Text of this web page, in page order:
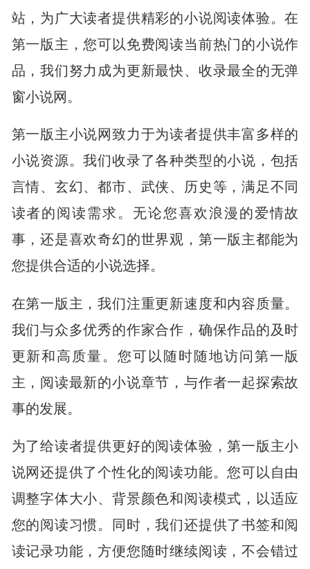
站，为广大读者提供精彩的小说阅读体验。在
第一版主，您可以免费阅读当前热门的小说作
品，我们努力成为更新最快、收录最全的无弹
窗小说网。
第一版主小说网致力于为读者提供丰富多样的
小说资源。我们收录了各种类型的小说，包括
言情、玄幻、都市、武侠、历史等，满足不同
读者的阅读需求。无论您喜欢浪漫的爱情故
事，还是喜欢奇幻的世界观，第一版主都能为
您提供合适的小说选择。
在第一版主，我们注重更新速度和内容质量。
我们与众多优秀的作家合作，确保作品的及时
更新和高质量。您可以随时随地访问第一版
主，阅读最新的小说章节，与作者一起探索故
事的发展。
为了给读者提供更好的阅读体验，第一版主小
说网还提供了个性化的阅读功能。您可以自由
调整字体大小、背景颜色和阅读模式，以适应
您的阅读习惯。同时，我们还提供了书签和阅
读记录功能，方便您随时继续阅读，不会错过